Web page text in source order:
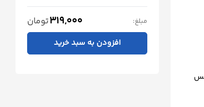
مبلغ: 319,000تومان
افزودن به سبد خرید